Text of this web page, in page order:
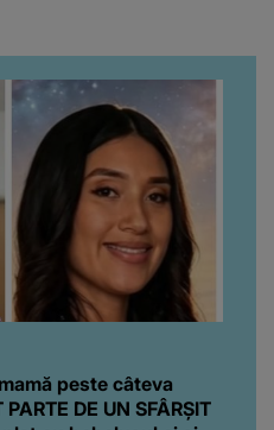
peste câteva
DE UN SFÂRȘIT